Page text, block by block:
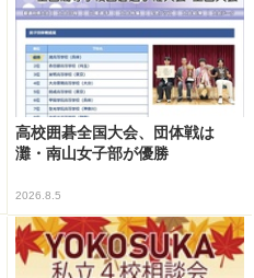
高校囲碁全国大会、団体戦は
灘・南山女子部が優勝
2026.8.5